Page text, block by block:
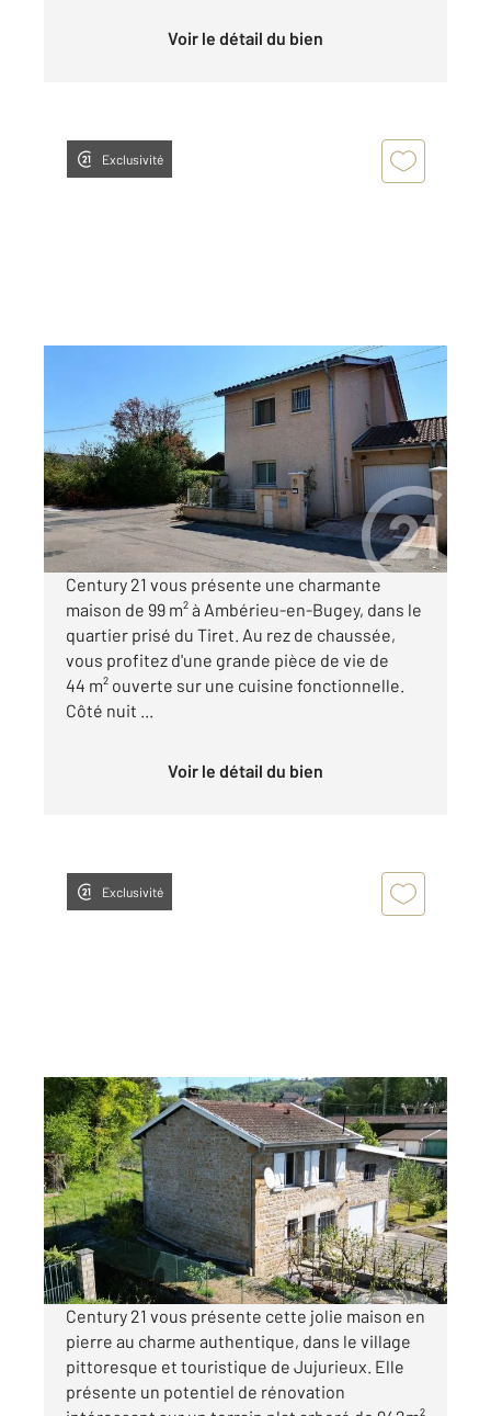
Voir le détail du bien
Exclusivité
AMBERIEU EN BUGEY 01
, 4 pièces
Ref : 8635
Maison à vendre
240 000 €
Visiter le site dédié
Century 21 vous présente une charmante
maison de 99 m² à Ambérieu-en-Bugey, dans le
quartier prisé du Tiret. Au rez de chaussée,
vous profitez d'une grande pièce de vie de
44 m² ouverte sur une cuisine fonctionnelle.
Côté nuit ...
Voir le détail du bien
Exclusivité
JUJURIEUX 01
104,40 m2, 5 pièces
Ref : 8539
Maison à vendre
219 900 €
Visiter le site dédié
Century 21 vous présente cette jolie maison en
pierre au charme authentique, dans le village
pittoresque et touristique de Jujurieux. Elle
présente un potentiel de rénovation